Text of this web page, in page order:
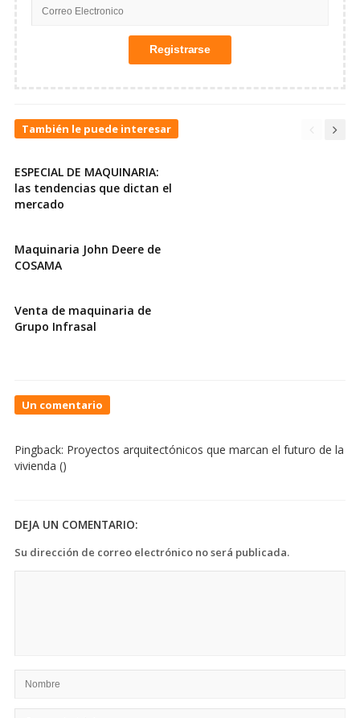
También le puede interesar
ESPECIAL DE MAQUINARIA:
las tendencias que dictan el
mercado
Maquinaria John Deere de
COSAMA
Venta de maquinaria de
Grupo Infrasal
Un comentario
Grupo
y
un
Pingback: Proyectos arquitectónicos que marcan el futuro de la
vivienda ()
DEJA UN COMENTARIO:
Su dirección de correo electrónico no será publicada.